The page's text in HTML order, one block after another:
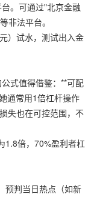
。可通过"北京金融
非法平台。
）试水，测试出入金
式值得借鉴：**可配
通常用1倍杠杆操作
失也在可控范围，不
1.8倍，70%盈利者杠
预判当日热点（如新